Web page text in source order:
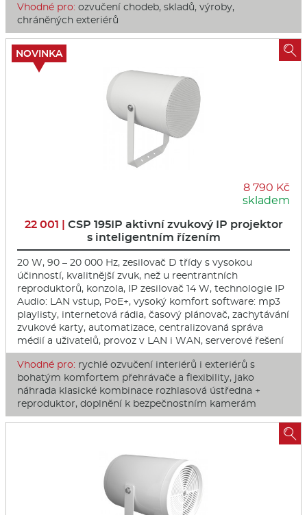
Vhodné pro: ozvučení chodeb, skladů, výroby,
chráněných exteriérů
8 790 Kč
skladem
22 001 | CSP 195IP aktivní zvukový IP projektor
s inteligentním řízením
20 W, 90 – 20 000 Hz, zesilovač D třídy s vysokou
účinností, kvalitnější zvuk, než u reentrantních
reproduktorů, konzola, IP zesilovač 14 W, technologie IP
Audio: LAN vstup, PoE+, vysoký komfort software: mp3
playlisty, internetová rádia, časový plánovač, zachytávání
zvukové karty, automatizace, centralizovaná správa
médií a uživatelů, provoz v LAN i WAN, serverové řešení
Vhodné pro: rychlé ozvučení interiérů i exteriérů s
bohatým komfortem přehrávače a flexibility, jako
náhrada klasické kombinace rozhlasová ústředna +
reproduktor, doplnění k bezpečnostním kamerám
NOVINKA 
